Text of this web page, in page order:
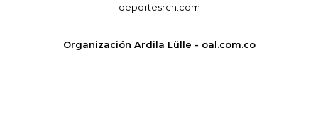
deportesrcn.com
Organización Ardila Lülle - oal.com.co